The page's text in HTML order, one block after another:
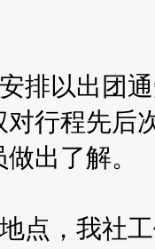
排以出团
行程先后
出了解。
点，我社